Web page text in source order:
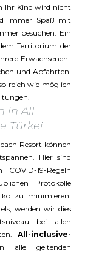
Ihr Kind wird nicht
immer Spaß mit
besuchen. Ein
Territorium der
Erwachsenen-
und Abfahrten.
reich wie möglich
in All
Türkei
Resort können
Hier sind
19-Regeln
Protokolle
zu minimieren.
werden wir dies
bei allen
All-inclusive-
alle geltenden